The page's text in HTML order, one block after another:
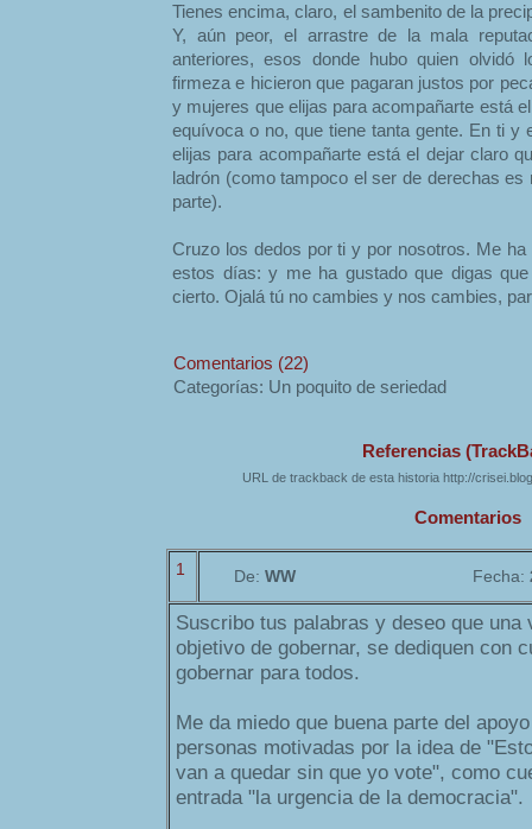
Tienes encima, claro, el sambenito de la
Y, aún peor, el arrastre de la mala
anteriores, esos donde hubo quien olvidó
firmeza e hicieron que pagaran justos por
y mujeres que elijas para acompañarte está
equívoca o no, que tiene tanta gente. En ti y
elijas para acompañarte está el dejar claro
ladrón (como tampoco el ser de derechas
parte).
Cruzo los dedos por ti y por nosotros. Me
estos días: y me ha gustado que digas
cierto. Ojalá tú no cambies y nos cambies,
Comentarios (22)
Categorías: Un poquito de seriedad
Referencias
URL de trackback de esta historia http://
Comentarios
1 De: WW Fecha:
Suscribo tus palabras y deseo que una
objetivo de gobernar, se dediquen con
gobernar para todos.
Me da miedo que buena parte del
personas motivadas por la idea de
van a quedar sin que yo vote", como
entrada "la urgencia de la democracia".